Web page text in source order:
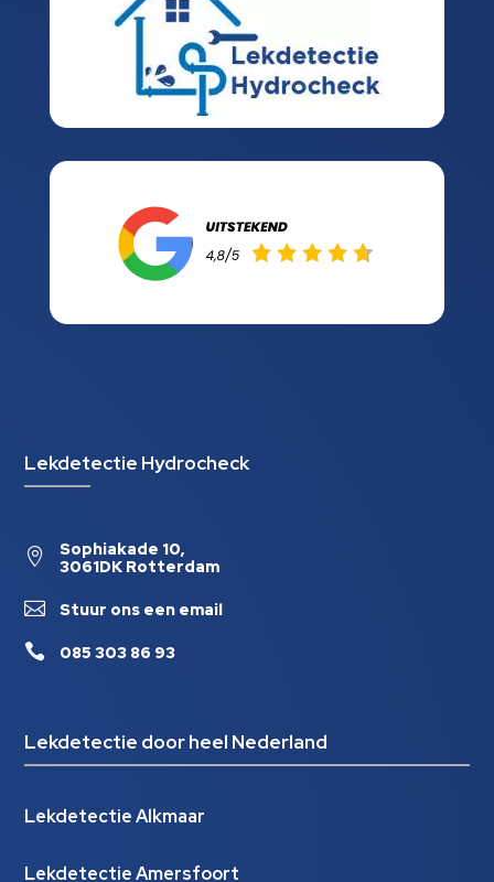
Lekdetectie Hydrocheck

Sophiakade 10,
3061DK Rotterdam
 Stuur ons een email
 085 303 86 93
Lekdetectie door heel Nederland
Lekdetectie Alkmaar
Lekdetectie Amersfoort